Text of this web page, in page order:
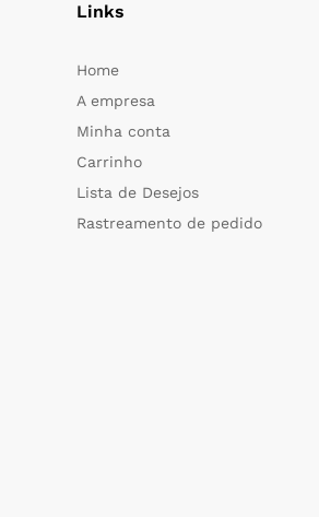
Links
Home
A empresa
Minha conta
Carrinho
Lista de Desejos
Rastreamento de pedido